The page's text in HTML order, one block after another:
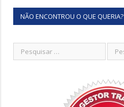
NÃO ENCONTROU O QUE QUERIA?